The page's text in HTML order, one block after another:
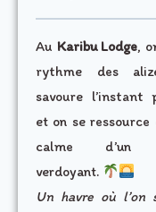
Au Karibu Lodge,
rythme des
savoure l’instant
et on se ressource
calme d’un
verdoyant.
Un havre où l’on